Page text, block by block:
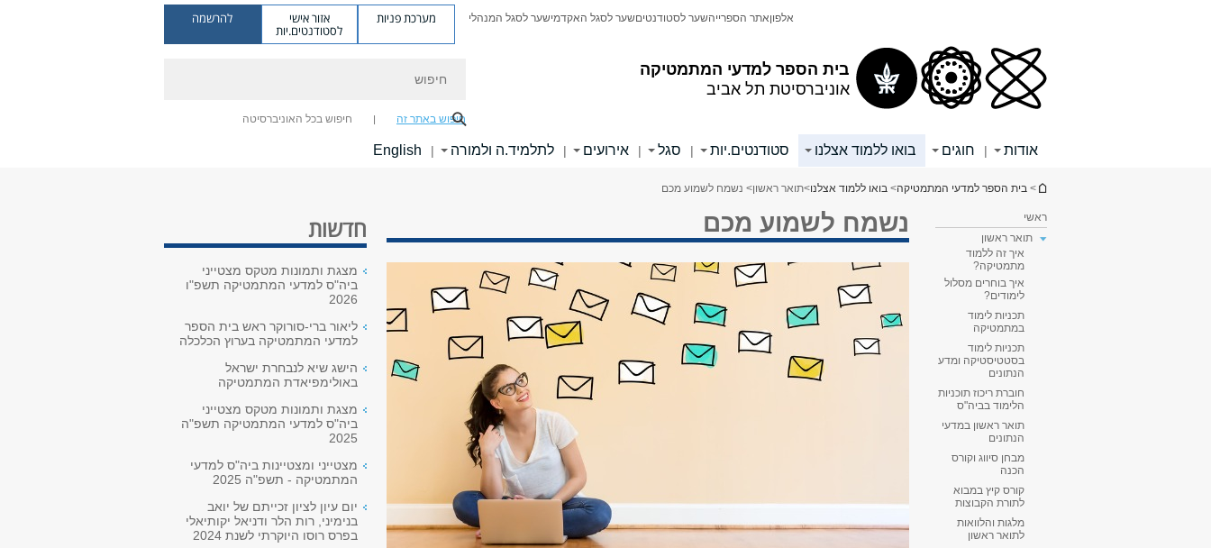
בית הספר למדעי המתמטיקה
אוניברסיטת תל אביב
אלפוןאתר הספרייהשער לסטודנטיםשער לסגל האקדמישער לסגל המנהלי מערכת פניות אזור אישי
לסטודנטים.יות
להרשמה
חיפוש באתר זה חיפוש בכל האוניברסיטה
אודות | חוגים בואו ללמוד אצלנו סטודנטים.יות | סגל | אירועים | לתלמיד.ה ולמורה |
English
הינך נמצא כאן
> בית הספר למדעי המתמטיקה> בואו ללמוד אצלנו>תואר ראשון> נשמח לשמוע מכם
ראשי
תואר ראשון
איך זה ללמוד
מתמטיקה?
איך בוחרים מסלול
לימודים?
תכניות לימוד
במתמטיקה
תכניות לימוד
בסטטיסטיקה ומדע
הנתונים
חוברת ריכוז תוכניות
הלימוד בביה"ס
תואר ראשון במדעי
הנתונים
מבחן סיווג וקורס
הכנה
קורס קיץ במבוא
לתורת הקבוצות
מלגות והלוואות
לתואר ראשון
נשמח לשמוע מכם חדשות
מצגת ותמונות מטקס מצטייני
ביה"ס למדעי המתמטיקה תשפ"ו
2026
ליאור ברי-סורוקר ראש בית הספר
למדעי המתמטיקה בערוץ הכלכלה
הישג שיא לנבחרת ישראל
באולימפיאדת המתמטיקה
מצגת ותמונות מטקס מצטייני
ביה"ס למדעי המתמטיקה תשפ"ה
2025
מצטייני ומצטיינות ביה"ס למדעי
המתמטיקה - תשפ"ה 2025
יום עיון לציון זכייתם של יואב
בנימיני, רות הלר ודניאל יקותיאלי
בפרס רוסו היוקרתי לשנת 2024